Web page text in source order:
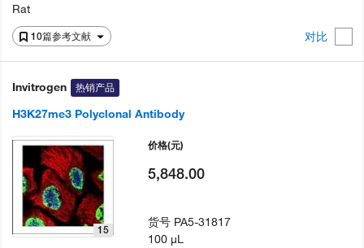
10篇参考文献 对比
Rat
Invitrogen 热销产品
H3K27me3 Polyclonal Antibody
15
价格(元)
5,848.00
货号 PA5-31817
100 µL